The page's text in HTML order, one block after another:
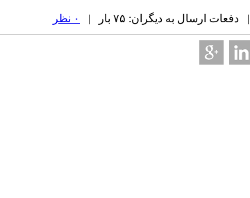
دفعات ارسال به دیگران: ۷۵ بار | ۰ نظر